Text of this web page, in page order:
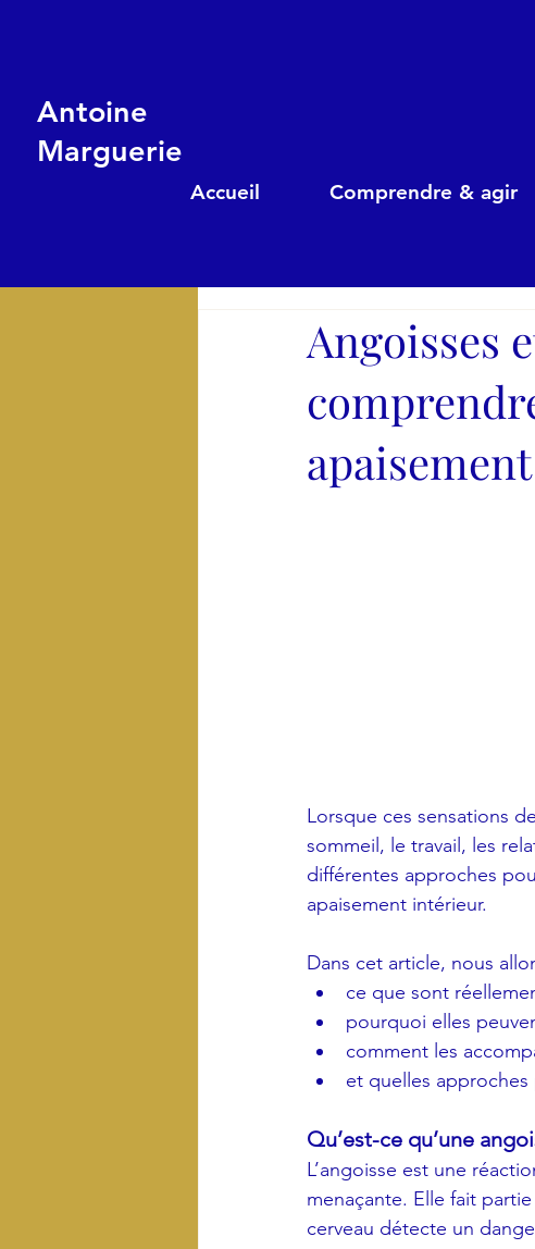
Antoine
Marguerie
Accueil Comprendre & agir
Angoisses
apaisement
Lorsque ces sensations
sommeil, le travail, les
différentes approches
apaisement intérieur.
Dans cet article, nous
ce que sont
pourquoi elles
comment les
et quelles
Qu’est-ce qu’une
L’angoisse est une
menaçante. Elle fait
cerveau détecte un